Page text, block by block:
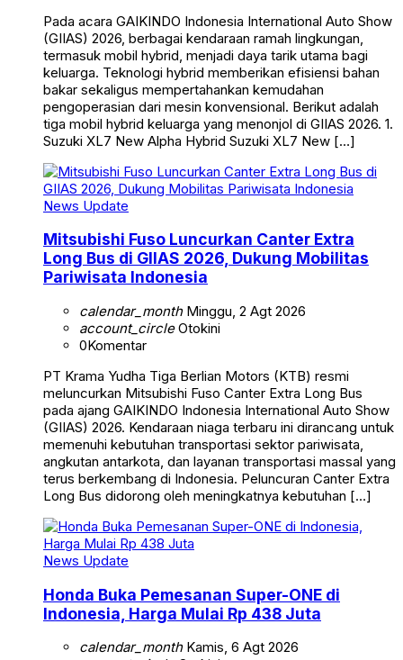
Pada acara GAIKINDO Indonesia International Auto Show
(GIIAS) 2026, berbagai kendaraan ramah lingkungan,
termasuk mobil hybrid, menjadi daya tarik utama bagi
keluarga. Teknologi hybrid memberikan efisiensi bahan
bakar sekaligus mempertahankan kemudahan
pengoperasian dari mesin konvensional. Berikut adalah
tiga mobil hybrid keluarga yang menonjol di GIIAS 2026. 1.
Suzuki XL7 New Alpha Hybrid Suzuki XL7 New […]
News Update
Mitsubishi Fuso Luncurkan Canter Extra
Long Bus di GIIAS 2026, Dukung Mobilitas
Pariwisata Indonesia
calendar_monthMinggu, 2 Agt 2026
account_circleOtokini
0Komentar
PT Krama Yudha Tiga Berlian Motors (KTB) resmi
meluncurkan Mitsubishi Fuso Canter Extra Long Bus
pada ajang GAIKINDO Indonesia International Auto Show
(GIIAS) 2026. Kendaraan niaga terbaru ini dirancang untuk
memenuhi kebutuhan transportasi sektor pariwisata,
angkutan antarkota, dan layanan transportasi massal yang
terus berkembang di Indonesia. Peluncuran Canter Extra
Long Bus didorong oleh meningkatnya kebutuhan […]
News Update
Honda Buka Pemesanan Super-ONE di
Indonesia, Harga Mulai Rp 438 Juta
calendar_monthKamis, 6 Agt 2026